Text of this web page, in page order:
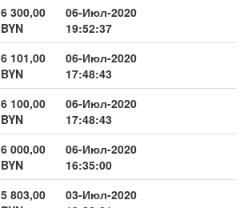
6 300,00
BYN
06-Июл-2020
19:52:37
6 101,00
BYN
06-Июл-2020
17:48:43
6 100,00
BYN
06-Июл-2020
17:48:43
6 000,00
BYN
06-Июл-2020
16:35:00
5 803,00
03-Июл-2020